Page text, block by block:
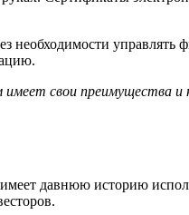
необходимости управлять
имеет свои преимущества
давнюю историю